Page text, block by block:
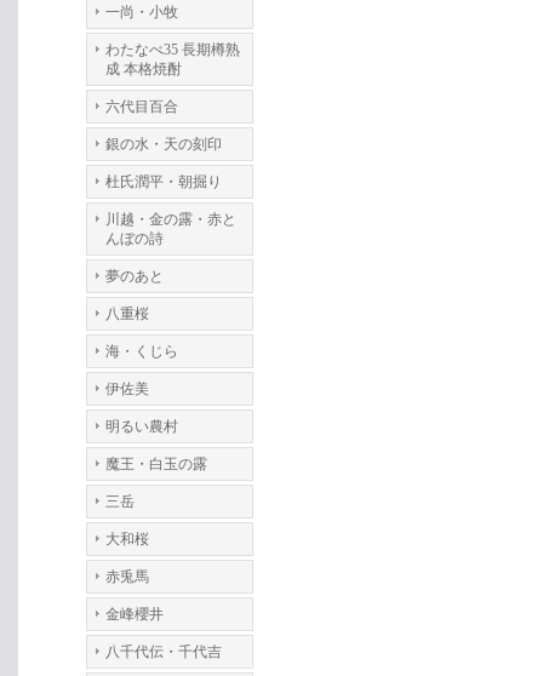
一尚・小牧
わたなべ35 長期樽熟
成 本格焼酎
六代目百合
銀の水・天の刻印
杜氏潤平・朝掘り
川越・金の露・赤と
んぼの詩
夢のあと
八重桜
海・くじら
伊佐美
明るい農村
魔王・白玉の露
三岳
大和桜
赤兎馬
金峰櫻井
八千代伝・千代吉